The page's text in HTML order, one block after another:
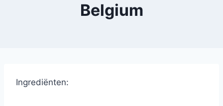
Belgium
Ingrediënten: